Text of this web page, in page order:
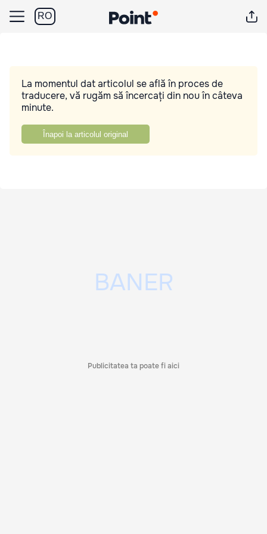
RO
La momentul dat articolul se află în proces de
traducere, vă rugăm să încercați din nou în câteva
minute.
Înapoi la articolul original
Publicitatea ta poate fi aici